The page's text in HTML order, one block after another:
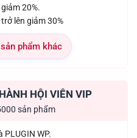
20%.
lên giảm 30%
phẩm khác
HỘI VIÊN VIP
sản phẩm
PLUGIN WP.